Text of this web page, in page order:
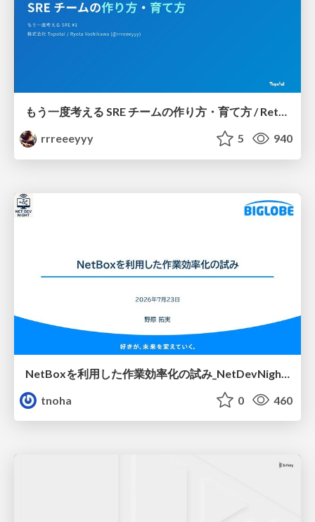
もう一度考える SRE チームの作り方・育て方 / Rethinking SRE #1: Building and Growing SRE Teams
rrreeeyyy
5 940
tnoha
0 460